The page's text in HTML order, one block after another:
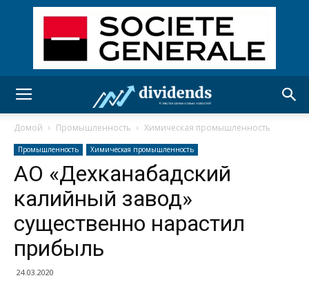
Домой Промышленность Химическая промышленность
Промышленность Химическая промышленность
АО «Дехканабадский
калийный завод»
существенно нарастил
прибыль
24.03.2020